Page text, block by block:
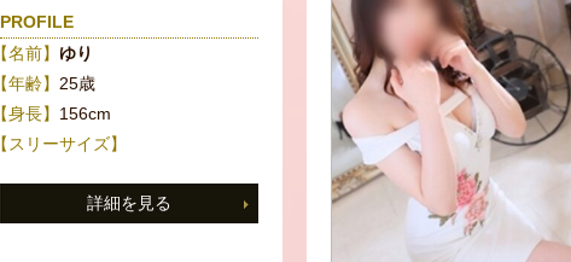
PROFILE
【名前】 ゆり
【年齢】25歳
【身長】 156cm
【スリーサイズ】
詳細を見る